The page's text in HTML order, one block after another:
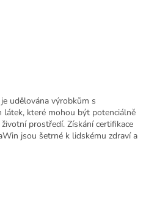
udělována výrobkům s
které mohou být potenciálně
prostředí. Získání certifikace
jsou šetrné k lidskému zdraví a